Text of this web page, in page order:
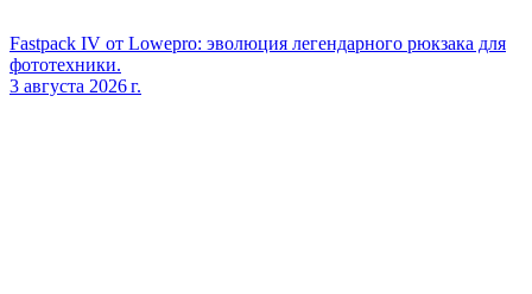
Fastpack IV от Lowepro: эволюция легендарного рюкзака для
фототехники.
3 августа 2026 г.